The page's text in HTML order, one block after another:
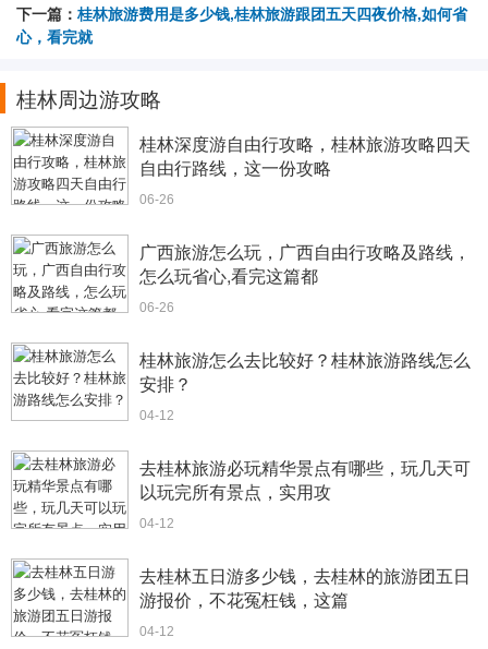
下一篇： 桂林旅游费用是多少钱,桂林旅游跟团五天四夜价格,如何省
心，看完就
桂林周边游攻略
桂林深度游自由行攻略，桂林旅游攻略四天
自由行路线，这一份攻略
06-26
广西旅游怎么玩，广西自由行攻略及路线，
怎么玩省心,看完这篇都
06-26
桂林旅游怎么去比较好？桂林旅游路线怎么
安排？
04-12
去桂林旅游必玩精华景点有哪些，玩几天可
以玩完所有景点，实用攻
04-12
去桂林五日游多少钱，去桂林的旅游团五日
游报价，不花冤枉钱，这篇
04-12